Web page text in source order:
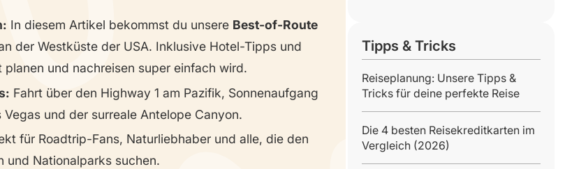
In diesem Artikel bekommst du unsere Best-of-Route
der Westküste der USA. Inklusive Hotel-Tipps und
und nachreisen super einfach wird.
Fahrt über den Highway 1 am Pazifik, Sonnenaufgang
und der surreale Antelope Canyon.
für Roadtrip-Fans, Naturliebhaber und alle, die den
und Nationalparks suchen.
Tipps & Tricks
Reiseplanung: Unsere Tipps &
Tricks für deine perfekte Reise
Die 4 besten Reisekreditkarten im
Vergleich (2026)